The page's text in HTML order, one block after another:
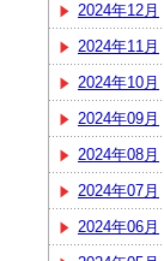
2024年12月
2024年11月
2024年10月
2024年09月
2024年08月
2024年07月
2024年06月